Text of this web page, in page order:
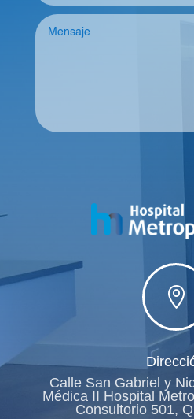

Calle San Gabriel y
Médica II Hospital
Consultorio 501,